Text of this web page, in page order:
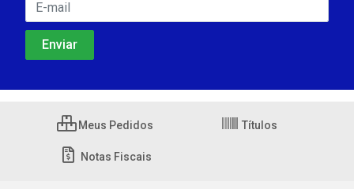
Meus Pedidos Títulos
Notas Fiscais